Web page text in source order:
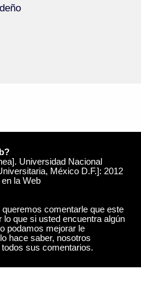
Universidad Nacional
México D.F.]: 2012
la Web
comentarle que este
que si usted encuentra algún
podamos mejorar le
hace saber, nosotros
sus comentarios.